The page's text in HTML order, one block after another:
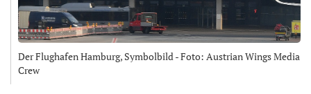
Der Flughafen Hamburg, Symbolbild - Foto: Austrian Wings Media
Crew